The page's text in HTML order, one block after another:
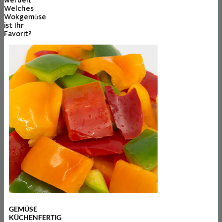
Welches
Wokgemüse
ist Ihr
Favorit?
GEMÜSE
KÜCHENFERTIG